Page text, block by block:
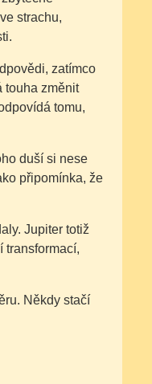
strachu,
zatímco
touha změnit
tomu,
duší si nese
připomínka, že
Jupiter totiž
transformací,
Někdy stačí